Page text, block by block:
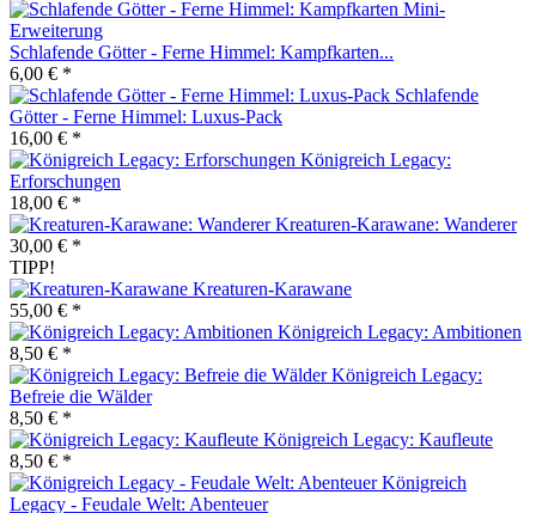
Schlafende Götter - Ferne Himmel: Kampfkarten...
6,00 € *
Schlafende
Götter - Ferne Himmel: Luxus-Pack
16,00 € *
Königreich Legacy:
Erforschungen
18,00 € *
Kreaturen-Karawane: Wanderer
30,00 € *
TIPP!
Kreaturen-Karawane
55,00 € *
Königreich Legacy: Ambitionen
8,50 € *
Königreich Legacy:
Befreie die Wälder
8,50 € *
Königreich Legacy: Kaufleute
8,50 € *
Königreich
Legacy - Feudale Welt: Abenteuer